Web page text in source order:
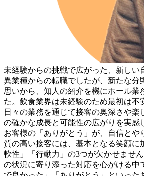
未経験からの挑戦で広がった、新しい
異業種からの転職でしたが、新たな分
思いから、知人の紹介を機にホール業
た。飲食業界は未経験のため最初は不
日々の業務を通じて接客の奥深さや楽
の確かな成長と可能性の広がりを実感
お客様の「ありがとう」が、自信とや
質の高い接客には、基本となる笑顔に
軟性」「行動力」の3つが欠かせませ
の状況に寄り添った対応を心がける中